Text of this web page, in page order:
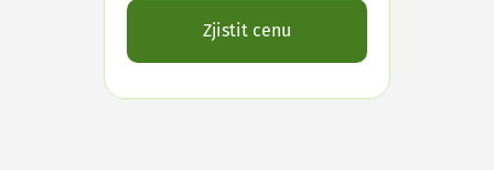
Zjistit cenu